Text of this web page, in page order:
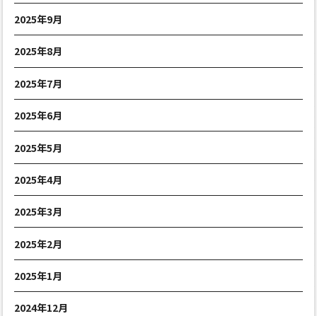
2025年9月
2025年8月
2025年7月
2025年6月
2025年5月
2025年4月
2025年3月
2025年2月
2025年1月
2024年12月